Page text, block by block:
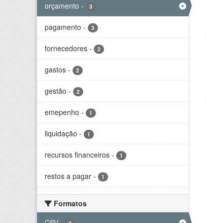
orçamento - 3
pagamento - 3
fornecedores - 2
gastos - 2
gestão - 2
emepenho - 1
liquidação - 1
recursos financeiros - 1
restos a pagar - 1
Formatos